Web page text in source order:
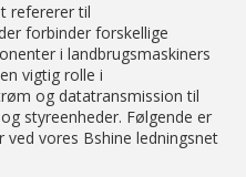
refererer til
forbinder forskellige
i landbrugsmaskiners
vigtig rolle i
og datatransmission til
styreenheder. Følgende er
vores Bshine ledningsnet